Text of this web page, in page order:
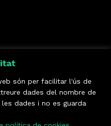
són per facilitar l'ús de
dades del nombre de
dades i no es guarda